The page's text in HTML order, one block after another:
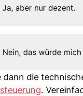
Ja, aber nur dezent.
Nein, das würde mich
die
.